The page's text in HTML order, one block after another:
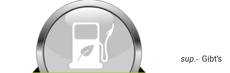
sup.- Gibt’s